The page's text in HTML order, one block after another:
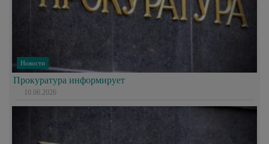
Новости
Прокуратура информирует
10.06.2026